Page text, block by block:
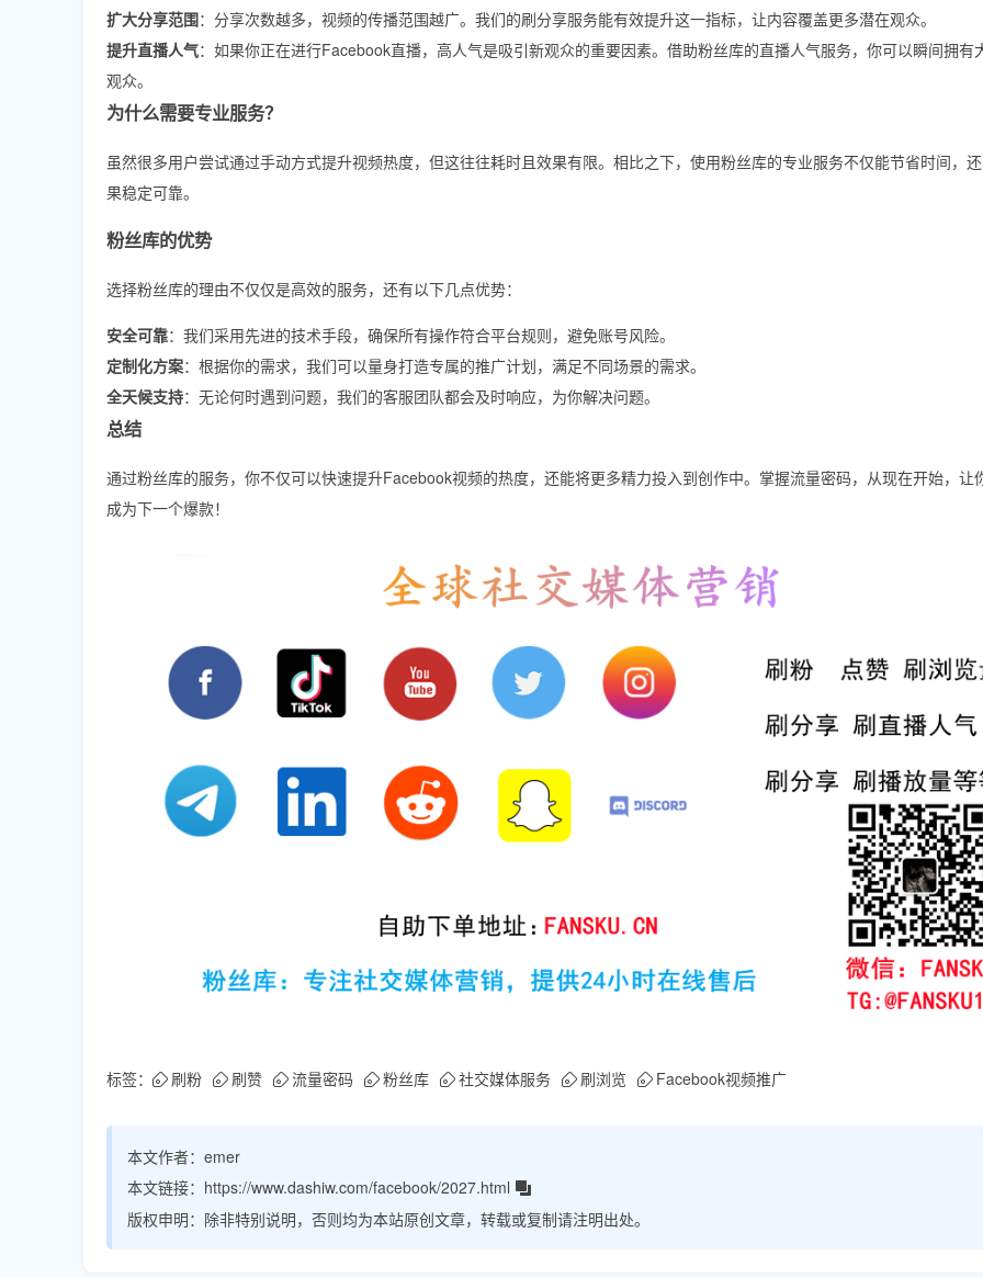
扩大分享范围：分享次数越多，视频的传播范围越广。我们的刷分享服务能有效提升这一指标，让内容覆盖更多潜在观众。
提升直播人气：如果你正在进行Facebook直播，高人气是吸引新观众的重要因素。借助粉丝库的直播人气服务，你可以瞬间拥有
观众。
为什么需要专业服务？
虽然很多用户尝试通过手动方式提升视频热度，但这往往耗时且效果有限。相比之下，使用粉丝库的专业服务不仅能节省时间，
果稳定可靠。
粉丝库的优势
选择粉丝库的理由不仅仅是高效的服务，还有以下几点优势：
安全可靠：我们采用先进的技术手段，确保所有操作符合平台规则，避免账号风险。
定制化方案：根据你的需求，我们可以量身打造专属的推广计划，满足不同场景的需求。
全天候支持：无论何时遇到问题，我们的客服团队都会及时响应，为你解决问题。
总结
通过粉丝库的服务，你不仅可以快速提升Facebook视频的热度，还能将更多精力投入到创作中。掌握流量密码，从现在开始，让
成为下一个爆款！
标签： 刷粉 刷赞 流量密码 粉丝库 社交媒体服务 刷浏览 Facebook视频推广
本文作者： emer
本文链接： https://www.dashiw.com/facebook/2027.html
版权申明： 除非特别说明，否则均为本站原创文章，转载或复制请注明出处。